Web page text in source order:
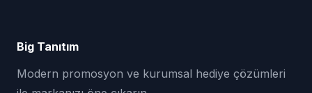
Big Tanıtım
Modern promosyon ve kurumsal hediye çözümleri